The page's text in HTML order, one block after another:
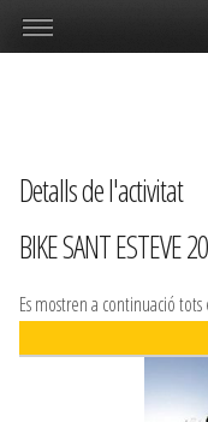
Detalls de l'activitat
BIKE SANT ESTEVE
Es mostren a continuació